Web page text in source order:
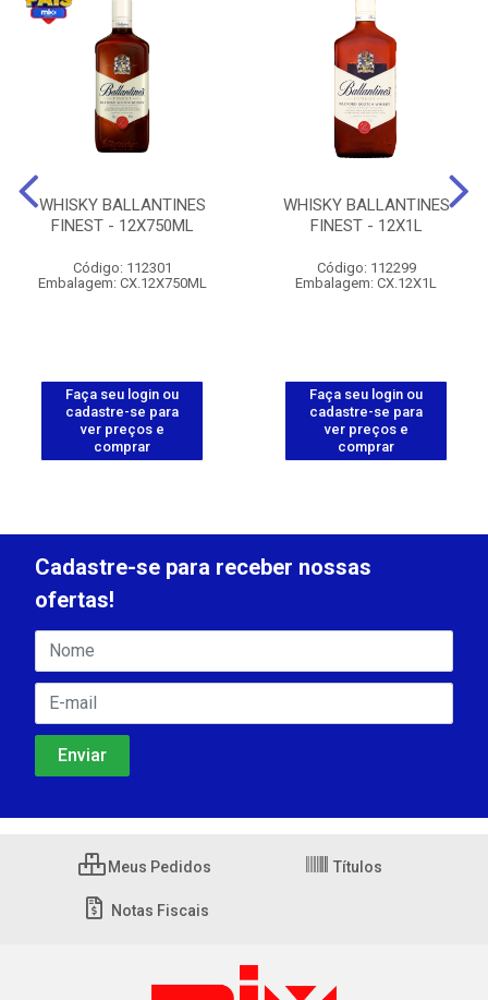
WHISKY BALLANTINES
FINEST - 12X750ML
Código: 112301
Embalagem: CX.12X750ML
Faça seu login ou
cadastre-se para
ver preços e
comprar
WHISKY BALLANTINES
FINEST - 12X1L
Código: 112299
Embalagem: CX.12X1L
Faça seu login ou
cadastre-se para
ver preços e
comprar
Cadastre-se para receber nossas
ofertas!
Meus Pedidos Títulos
Notas Fiscais